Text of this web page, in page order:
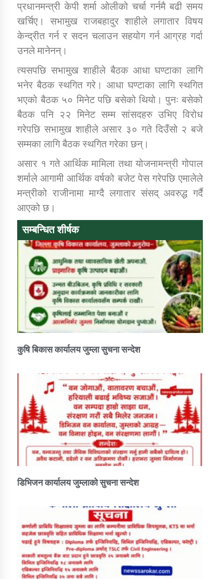
तातोपानी गाउँपालिकाको न्यायिक समिति सम्बन्धी सन्देश
तातोपानी गाउँपालिका जुम्लाको महिला तथा लैङ्गिक हिंसा
सम्बन्धी सूचना सन्देश
तातोपानी गाउँपालिका जुम्लाको महिनावारी सम्बन्धिकाे
सन्देश
तातोपानी गाउँपालिका जुम्लाको बालविवाह सन्देश
तातोपानी गाउँपालिका जुम्लाको सूचना
तातोपानी गाउँपालिका जुम्लाको सूचना
प्रधानमन्त्री केपी शर्मा ओलीको चर्चा गर्नमै बढी समय
खर्चिए। सभामुख राजबहादुर शाहीले लगातार विषय
केन्द्रीत गर्न र सदन चलाउन सहयोग गर्न आग्रह गर्दा
उनले मानेनन्।
त्यसपछि सभामुख शाहीले बैठक आधा घण्टाका लागि
भनेर बैठक स्थगित गरे। आधा घण्टाका लागि स्थगित
भएको बैठक ५० मिनेट पछि बसेको थियो। पुनः बसेको
बैठक पनि २२ मिनेट सम्म सांसदहरु उभिए विरोध
गरेपछि सभामुख शाहीले असार ३० गते दिउँसो २ बजे
सम्मका लागि बैठक स्थगित गरेका छन्।
असार १ गते आर्थिक मामिला तथा योजनामन्त्री गोपाल
शर्माले आगामी आर्थिक वर्षको बजेट पेस गरेपछि एमालेले
मन्त्रीको राजीनामा माग्दै लगातार संसद् अवरुद्ध गर्दै
आएको छ।
सम्बन्धित शीर्षक
कुषि बिकास कार्यालय जुम्ला सुचना सन्देश
डिभिजन कार्यालय जुम्लाको सुचना सन्देश